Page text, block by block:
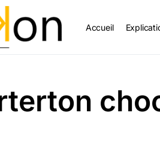
Accueil